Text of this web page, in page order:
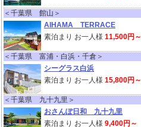
＜千葉県 館山＞
AIHAMA TERRACE
素泊まり お一人様 11,500円～
＜千葉県 富浦・白浜・千倉＞
シーグラス白浜
素泊まり お一人様 15,800円～
＜千葉県 九十九里＞
おさんぽ日和 九十九里
素泊まり お一人様 9,400円～